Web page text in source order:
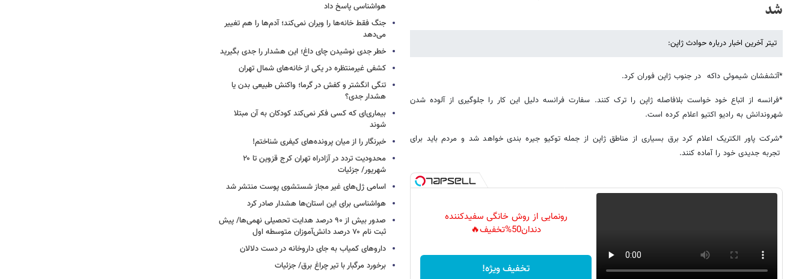
شد
تیتر آخرین اخبار درباره حوادث ژاپن:
*آتشفشان شیموئی داکه در جنوب ژاپن فوران کرد.
*فرانسه از اتباع خود خواست بلافاصله ژاپن را ترک کنند. سفارت فرانسه دلیل این کار را جلوگیری از آلوده شدن
شهروندانش به رادیو اکتیو اعلام کرده است.
*شرکت پاور الکتریک اعلام کرد برق بسیاری از مناطق ژاپن از جمله توکیو جیره بندی خواهد شد و مردم باید برای
تجربه جدیدی خود را آماده کنند.
رونمایی از روش خانگی سفیدکننده
دندان50%تخفیف🔥
تخفیف ویژه!
هواشناسی پاسخ داد
جنگ فقط خانه‌ها را ویران نمی‌کند؛ آدم‌ها را هم تغییر
می‌دهد
خطر جدی نوشیدن چای داغ؛ این هشدار را جدی بگیرید
کشفی غیرمنتظره در یکی از خانه‌های شمال تهران
تنگی انگشتر و کفش در گرما؛ واکنش طبیعی بدن یا
هشدار جدی؟
بیماری‌ای که کسی فکر نمی‌کند کودکان به آن مبتلا
شوند
خبرنگار را از میان پرونده‌های کیفری شناختم!
محدودیت تردد در آزادراه تهران کرج قزوین تا ۲۰
شهریور/ جزئیات
اسامی ژل‌های غیر مجاز شستشوی پوست منتشر شد
هواشناسی برای این استان‌ها هشدار صادر کرد
صدور بیش از ۹۰ درصد هدایت تحصیلی نهمی‌ها/ پیش
ثبت نام ۷۰ درصد دانش‌آموزان متوسطه اول
داروهای کمیاب به جای داروخانه در دست دلالان
برخورد مرگبار با تیر چراغ برق/ جزئیات